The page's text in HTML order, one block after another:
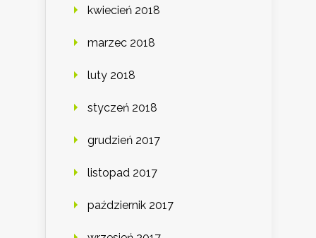
kwiecień 2018
marzec 2018
luty 2018
styczeń 2018
grudzień 2017
listopad 2017
październik 2017